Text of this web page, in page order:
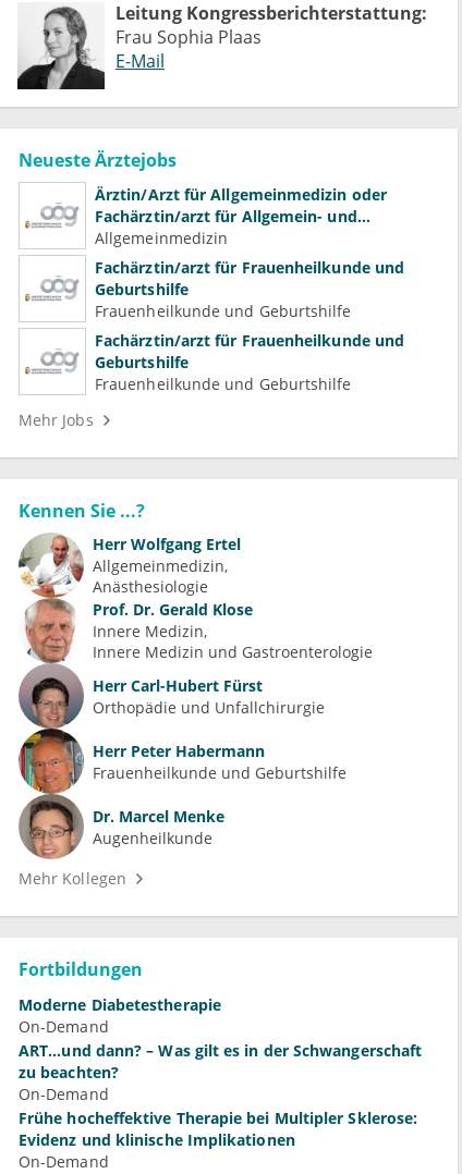
Leitung Kongressberichterstattung:
Frau Sophia Plaas
E-Mail
Neueste Ärztejobs
Ärztin/Arzt für Allgemeinmedizin oder
Fachärztin/arzt für Allgemein- und
Familienmedizin für Psychiatrie und
Psychotherapeutische Medizin
Allgemeinmedizin
Fachärztin/arzt für Frauenheilkunde und
Geburtshilfe
Frauenheilkunde und Geburtshilfe
Fachärztin/arzt für Frauenheilkunde und
Geburtshilfe
Frauenheilkunde und Geburtshilfe
Mehr Jobs
Kennen Sie ...?
Herr Wolfgang Ertel
Allgemeinmedizin
Anästhesiologie
Prof. Dr. Gerald Klose
Innere Medizin
Innere Medizin und Gastroenterologie
Herr Carl-Hubert Fürst
Orthopädie und Unfallchirurgie
Herr Peter Habermann
Frauenheilkunde und Geburtshilfe
Dr. Marcel Menke
Augenheilkunde
Mehr Kollegen
Fortbildungen
Moderne Diabetestherapie
On-Demand
ART...und dann? – Was gilt es in der Schwangerschaft
zu beachten?
On-Demand
Frühe hocheffektive Therapie bei Multipler Sklerose:
Evidenz und klinische Implikationen
On-Demand